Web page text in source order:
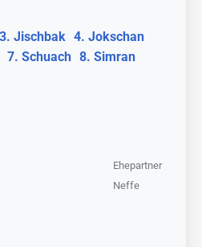
Jischbak
Jokschan
Schuach Simran
Ehepartner
Neffe